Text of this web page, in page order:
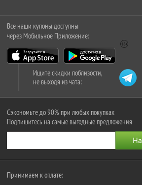
Все наши купоны доступны
через Мобильное Приложение:
Ищите скидки поблизости,
не выходя из чата:
Сэкономьте до 90% при любых покупках
Подпишитесь на самые выгодные предложения
Принимаем к оплате: